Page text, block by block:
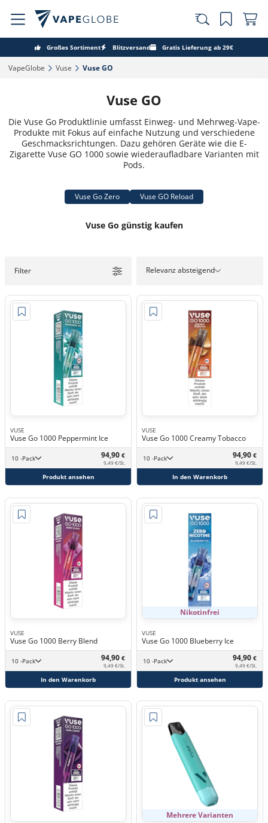
Großes Sortiment Blitzversand Gratis Lieferung ab 29€
VapeGlobe‎ Vuse‎ Vuse GO ‎
Vuse GO
Die Vuse Go Produktlinie umfasst Einweg- und Mehrweg-Vape-
Produkte mit Fokus auf einfache Nutzung und verschiedene
Geschmacksrichtungen. Dazu gehören Geräte wie die E-
Zigarette Vuse GO 1000 sowie wiederaufladbare Varianten mit
Pods.
Vuse Go Zero Vuse GO Reload
Vuse Go günstig kaufen
Filter Relevanz absteigend
VUSE
Vuse Go 1000 Peppermint Ice
10 -Pack 94,90 €
9,49 €/St.
Produkt ansehen
VUSE
Vuse Go 1000 Creamy Tobacco
10 -Pack 94,90 €
9,49 €/St.
In den Warenkorb
VUSE
Vuse Go 1000 Berry Blend
10 -Pack 94,90 €
9,49 €/St.
In den Warenkorb
Nikotinfrei
VUSE
Vuse Go 1000 Blueberry Ice
10 -Pack 94,90 €
9,49 €/St.
Produkt ansehen
Mehrere Varianten